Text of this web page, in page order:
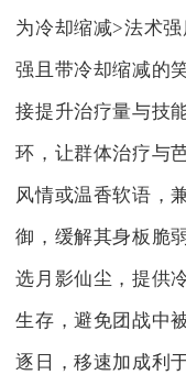
为冷却缩减>法术
强且带冷却缩减的
接提升治疗量与技
环，让群体治疗与
风情或温香软语，
御，缓解其身板脆
选月影仙尘，提供
生存，避免团战中
逐日，移速加成利